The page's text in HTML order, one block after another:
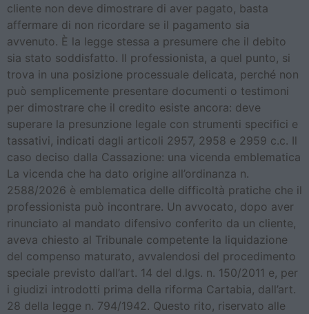
cliente non deve dimostrare di aver pagato, basta
affermare di non ricordare se il pagamento sia
avvenuto. È la legge stessa a presumere che il debito
sia stato soddisfatto. Il professionista, a quel punto, si
trova in una posizione processuale delicata, perché non
può semplicemente presentare documenti o testimoni
per dimostrare che il credito esiste ancora: deve
superare la presunzione legale con strumenti specifici e
tassativi, indicati dagli articoli 2957, 2958 e 2959 c.c. Il
caso deciso dalla Cassazione: una vicenda emblematica
La vicenda che ha dato origine all’ordinanza n.
2588/2026 è emblematica delle difficoltà pratiche che il
professionista può incontrare. Un avvocato, dopo aver
rinunciato al mandato difensivo conferito da un cliente,
aveva chiesto al Tribunale competente la liquidazione
del compenso maturato, avvalendosi del procedimento
speciale previsto dall’art. 14 del d.lgs. n. 150/2011 e, per
i giudizi introdotti prima della riforma Cartabia, dall’art.
28 della legge n. 794/1942. Questo rito, riservato alle